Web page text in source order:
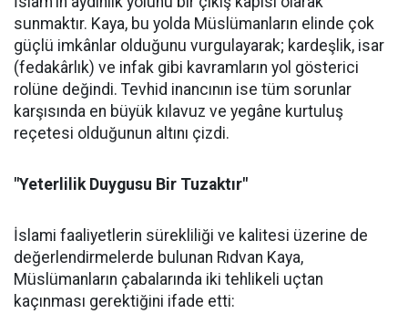
sunmaktır. Kaya, bu yolda Müslümanların elinde çok
güçlü imkânlar olduğunu vurgulayarak; kardeşlik, isar
(fedakârlık) ve infak gibi kavramların yol gösterici
rolüne değindi. Tevhid inancının ise tüm sorunlar
karşısında en büyük kılavuz ve yegâne kurtuluş
reçetesi olduğunun altını çizdi.
"Yeterlilik Duygusu Bir Tuzaktır"
İslami faaliyetlerin sürekliliği ve kalitesi üzerine de
değerlendirmelerde bulunan Rıdvan Kaya,
Müslümanların çabalarında iki tehlikeli uçtan
kaçınması gerektiğini ifade etti: